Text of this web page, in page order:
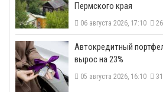
Пермского края
06 августа 2026, 17:10 26
​Автокредитный
вырос на 23%
05 августа 2026, 16:10